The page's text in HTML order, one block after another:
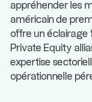
appréhender les
américain de
offre un éclairage
Private Equity
expertise
opérationnelle